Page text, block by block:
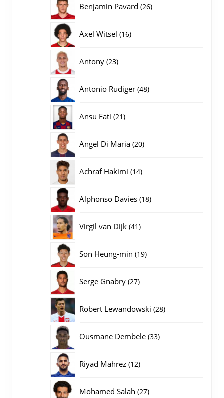
Benjamin Pavard 2626
Axel Witsel 1616
Antony 2323
Antonio Rudiger 4848
Ansu Fati 2121
Angel Di Maria 2020
Achraf Hakimi 1414
Alphonso Davies 1818
Virgil van Dijk 4141
Son Heung-min 1919
Serge Gnabry 2727
Robert Lewandowski 2828
Ousmane Dembele 3333
Riyad Mahrez 1212
Mohamed Salah 2727